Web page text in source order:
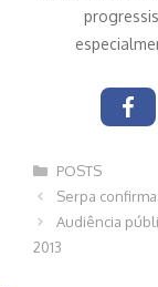
Categorias
POSTS
Navegação
Serpa
Audiência
2013